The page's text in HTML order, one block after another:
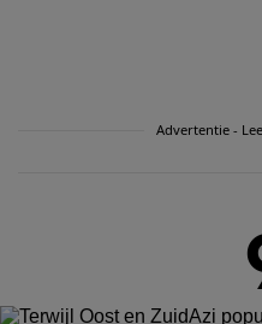
Advertentie -